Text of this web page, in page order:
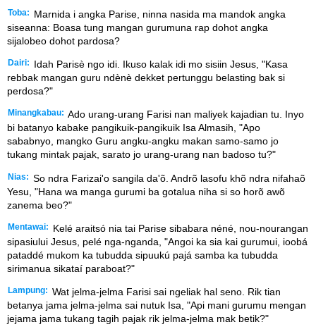
Toba:
Marnida i angka Parise, ninna nasida ma mandok angka
siseanna: Boasa tung mangan gurumuna rap dohot angka
sijalobeo dohot pardosa?
Dairi:
Idah Parisè ngo idi. Ikuso kalak idi mo sisiin Jesus, "Kasa
rebbak mangan guru ndènè dekket pertunggu belasting bak si
perdosa?"
Minangkabau: Ado urang-urang Farisi nan maliyek kajadian tu. Inyo
bi batanyo kabake pangikuik-pangikuik Isa Almasih, "Apo
sababnyo, mangko Guru angku-angku makan samo-samo jo
tukang mintak pajak, sarato jo urang-urang nan badoso tu?"
Nias: So ndra Farizai'o sangila da'õ. Andrõ lasofu khõ ndra nifahaõ
Yesu, "Hana wa manga gurumi ba gotalua niha si so horõ awõ
zanema beo?"
Mentawai:
Kelé araitsó nia tai Parise sibabara néné, nou-nourangan
sipasiului Jesus, pelé nga-nganda, "Angoi ka sia kai gurumui, ioobá
pataddé mukom ka tubudda sipuukú pajá samba ka tubudda
sirimanua sikataí paraboat?"
Lampung: Wat jelma-jelma Farisi sai ngeliak hal seno. Rik tian
betanya jama jelma-jelma sai nutuk Isa, "Api mani gurumu mengan
jejama jama tukang tagih pajak rik jelma-jelma mak betik?"